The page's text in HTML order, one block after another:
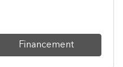
Financement